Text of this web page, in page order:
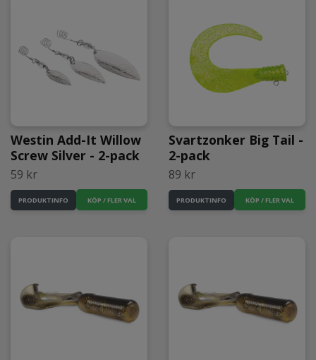
Westin Add-It Willow
Screw Silver - 2-pack
59 kr
PRODUKTINFO KÖP / FLER VAL
Svartzonker Big Tail -
2-pack
89 kr
PRODUKTINFO KÖP / FLER VAL